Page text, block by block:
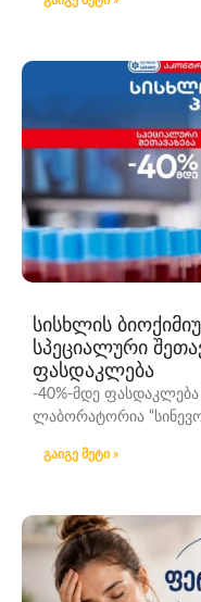
სისხლის
სპეციალური
ფასდაკლება
-40%-მდე
ლაბორატორია
გაიგე მეტი »